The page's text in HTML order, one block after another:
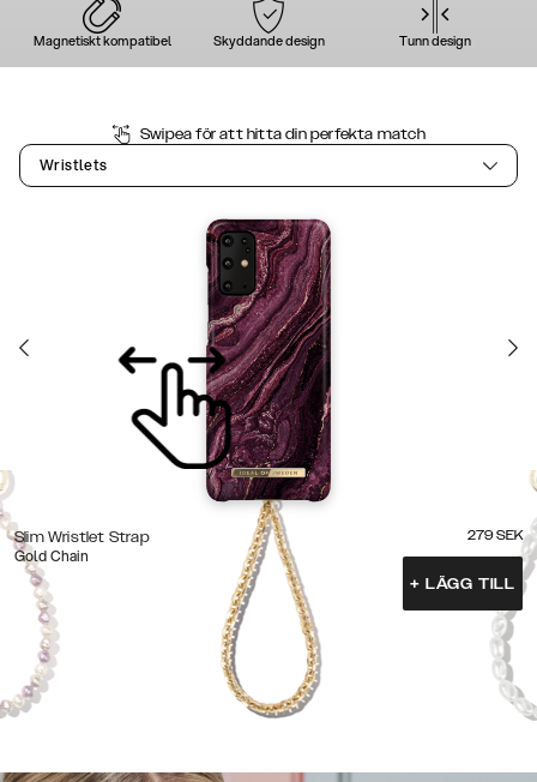
Magnetiskt kompatibel Skyddande design Tunn design
Swipea för att hitta din perfekta match
Wristlets
Slim Wristlet Strap
Gold Chain
279 SEK
+ LÄGG TILL